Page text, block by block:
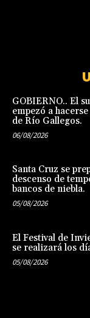
GOBIERNO.. El
empezó a
de Río Gallegos.
06/08/2026
Santa Cruz se
descenso de
bancos de niebla.
05/08/2026
El Festival de
se realizará los
05/08/2026